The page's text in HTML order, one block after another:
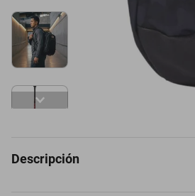
Descripción